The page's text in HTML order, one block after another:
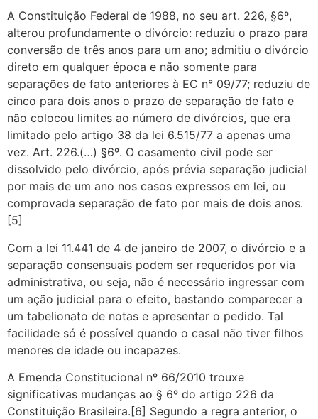
A Constituição Federal de 1988, no seu art. 226, §6º,
alterou profundamente o divórcio: reduziu o prazo para
conversão de três anos para um ano; admitiu o divórcio
direto em qualquer época e não somente para
separações de fato anteriores à EC n° 09/77; reduziu de
cinco para dois anos o prazo de separação de fato e
não colocou limites ao número de divórcios, que era
limitado pelo artigo 38 da lei 6.515/77 a apenas uma
vez. Art. 226.(…) §6º. O casamento civil pode ser
dissolvido pelo divórcio, após prévia separação judicial
por mais de um ano nos casos expressos em lei, ou
comprovada separação de fato por mais de dois anos.
[5]
Com a lei 11.441 de 4 de janeiro de 2007, o divórcio e a
separação consensuais podem ser requeridos por via
administrativa, ou seja, não é necessário ingressar com
um ação judicial para o efeito, bastando comparecer a
um tabelionato de notas e apresentar o pedido. Tal
facilidade só é possível quando o casal não tiver filhos
menores de idade ou incapazes.
A Emenda Constitucional nº 66/2010 trouxe
significativas mudanças ao § 6º do artigo 226 da
Constituição Brasileira.[6] Segundo a regra anterior, o